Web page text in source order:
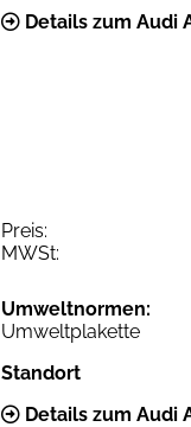
Details zum Audi
Preis:
MWSt:
Umweltnormen:
Umweltplakette
Standort
Details zum Audi